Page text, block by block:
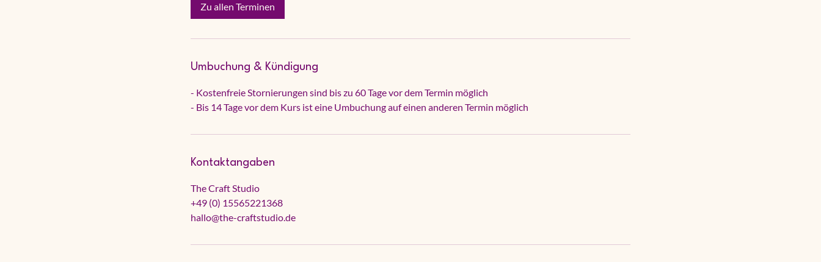
Zu allen Terminen
Umbuchung & Kündigung
- Kostenfreie Stornierungen sind bis zu 60 Tage vor dem Termin möglich
- Bis 14 Tage vor dem Kurs ist eine Umbuchung auf einen anderen Termin möglich
Kontaktangaben
The Craft Studio
+49 (0) 15565221368
hallo@the-craftstudio.de